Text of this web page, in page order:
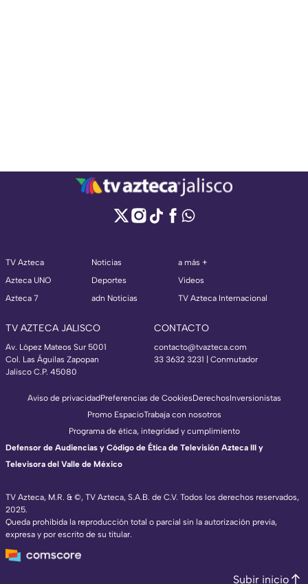
TV Azteca
Azteca UNO
Azteca 7
Noticias
Deportes
adn Noticias
a más +
Videos
TV Azteca Internacional
TV AZTECA JALISCO
Av. López Mateos Sur 5001
Col. Las Águilas Zapopan
Jalisco C.P. 45080
CONTACTO
contacto@tvazteca.com
33 3632 3231 | Conmutador
TV Azteca, M.R. & ©, TV Azteca, S.A.B. de C.V. Todos los derechos reservados,
2025.
Queda prohibida la reproducción total o parcial sin la autorización previa,
expresa y por escrito de su titular.
Aviso de privacidadPreferencias de CookiesDerechosInversionistas
Promo EspacioTrabaja con nosotros
Programa de ética, integridad y cumplimiento
Defensor de Audiencias y Código de Ética de Televisión Azteca III y
Televisora del Valle de México
Subir inicio